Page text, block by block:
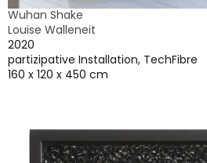
Wuhan Shake
Louise Walleneit
2020
partizipative Installation, TechFibre
160 x 120 x 450 cm